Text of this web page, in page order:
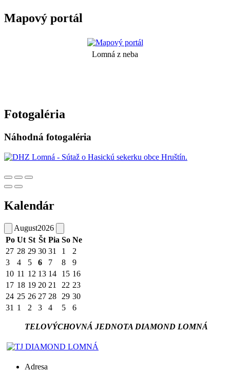
Mapový portál
Lomná z neba
Fotogaléria
Náhodná fotogaléria
Kalendár
August2026
Po Ut St Št Pia So Ne
27 28 29 30 31 1
2
3
4 5 6 7 8
9
10 11 12 13 14 15 16
17 18 19 20 21 22 23
24 25 26 27 28 29 30
31 1 2 3 4 5 6
TELOVÝCHOVNÁ JEDNOTA DIAMOND LOMNÁ
Adresa